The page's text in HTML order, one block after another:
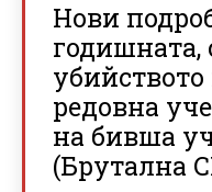
Нови
годишната,
убийството
редовна
на бивша
(Брутална